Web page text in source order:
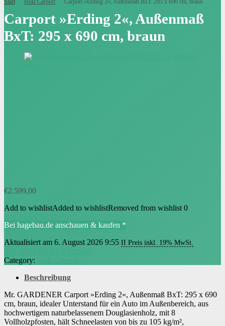
Start Holz Carport Carport »Erding 2«, Außenmaß BxT: 295 x 690 cm, braun
Carport »Erding 2«, Außenmaß
BxT: 295 x 690 cm, braun
€2.599,00
Add to wishlistAdded to wishlistRemoved from wishlist 0
Bei hagebau.de anschauen & kaufen *
Aktualisiert am 6. August 2026 9:55 II Preis inkl. 19% MwSt.
Category:
Beschreibung
Mr. GARDENER Carport »Erding 2«, Außenmaß BxT: 295 x 690
cm, braun, idealer Unterstand für ein Auto im Außenbereich, aus
hochwertigem naturbelassenem Douglasienholz, mit 8
Vollholzpfosten, hält Schneelasten von bis zu 105 kg/m²,